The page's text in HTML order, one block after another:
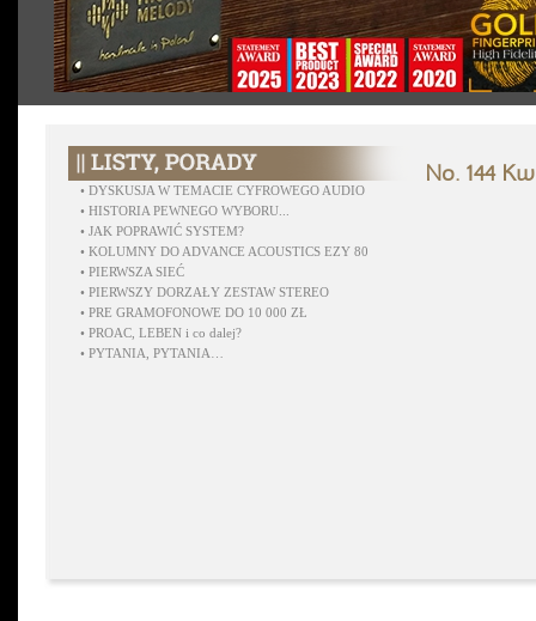
No. 144
• DYSKUSJA W TEMACIE CYFROWEGO AUDIO
• HISTORIA PEWNEGO WYBORU...
• JAK POPRAWIĆ SYSTEM?
• KOLUMNY DO ADVANCE ACOUSTICS EZY 80
• PIERWSZA SIEĆ
• PIERWSZY DORZAŁY ZESTAW STEREO
• PRE GRAMOFONOWE DO 10 000 ZŁ
• PROAC, LEBEN i co dalej?
• PYTANIA, PYTANIA…